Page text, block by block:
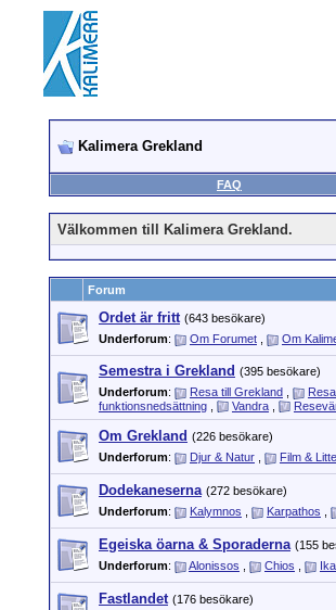
Kalimera Grekland
FAQ
Välkommen till Kalimera Grekland.
Forum
Ordet är fritt (643 besökare)
Underforum: Om Forumet Om
Semestra i Grekland (395 besökare)
Underforum: Resa till Grekland
funktionsnedsättning
Vandra
Om Grekland (226 besökare)
Underforum: Djur & Natur Film &
Dodekaneserna (272 besökare)
Underforum: Kalymnos Karpathos
Egeiska öarna & Sporaderna (155
Underforum: Alonissos Chios
Fastlandet (176 besökare)